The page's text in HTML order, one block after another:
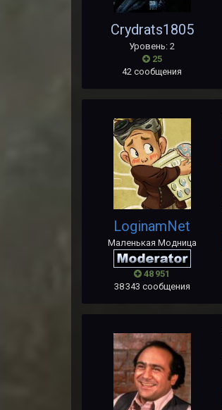
Crydrats1805
Уровень: 2
25
42 сообщения
LoginamNet
Маленькая Модница
48 951
38 343 сообщения